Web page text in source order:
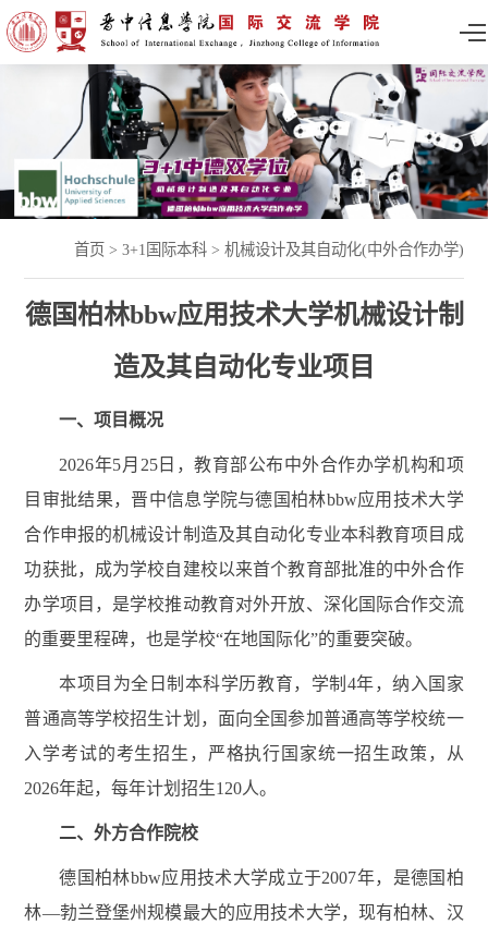
首页 > 3+1国际本科> 机械设计及其自动化(中外合作办学)
德国柏林bbw应用技术大学机械设计制
造及其自动化专业项目
一、项目概况
2026年5月25日，教育部公布中外合作办学机构和项
目审批结果，晋中信息学院与德国柏林bbw应用技术大学
合作申报的机械设计制造及其自动化专业本科教育项目成
功获批，成为学校自建校以来首个教育部批准的中外合作
办学项目，是学校推动教育对外开放、深化国际合作交流
的重要里程碑，也是学校“在地国际化”的重要突破。
本项目为全日制本科学历教育，学制4年，纳入国家
普通高等学校招生计划，面向全国参加普通高等学校统一
入学考试的考生招生，严格执行国家统一招生政策，从
2026年起，每年计划招生120人。
二、外方合作院校
德国柏林bbw应用技术大学成立于2007年，是德国柏
林—勃兰登堡州规模最大的应用技术大学，现有柏林、汉